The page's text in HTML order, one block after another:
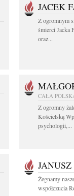
JACEK
Z ogromnym
śmierci Jacka
oraz...
CAŁA
Z ogromny
Kościelską
psychologii,...
Żegnamy
współczucia